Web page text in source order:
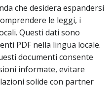
che desidera espandersi
le leggi, i
Questi dati sono
PDF nella lingua locale.
documenti consente
informate, evitare
solide con partner